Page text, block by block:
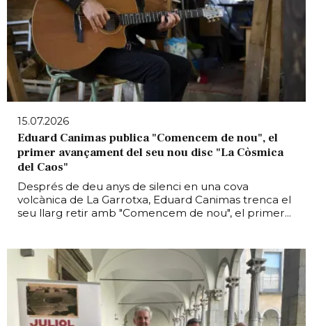
15.07.2026
Eduard Canimas publica "Comencem de nou", el
primer avançament del seu nou disc "La Còsmica
del Caos"
Després de deu anys de silenci en una cova
volcànica de La Garrotxa, Eduard Canimas trenca el
seu llarg retir amb "Comencem de nou", el primer...